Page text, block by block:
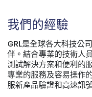
我們的經驗
GRL是全球各大科技公
伴。結合專業的技術人
測試解決方案和便利的
專業的服務及容易操作
服新產品驗證和高速訊